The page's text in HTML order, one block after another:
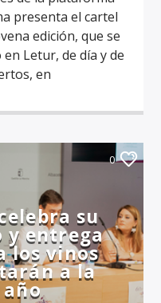
presenta el cartel
edición, que se
Letur, de día y de
en
0
su
y entrega
los vinos
a la
año